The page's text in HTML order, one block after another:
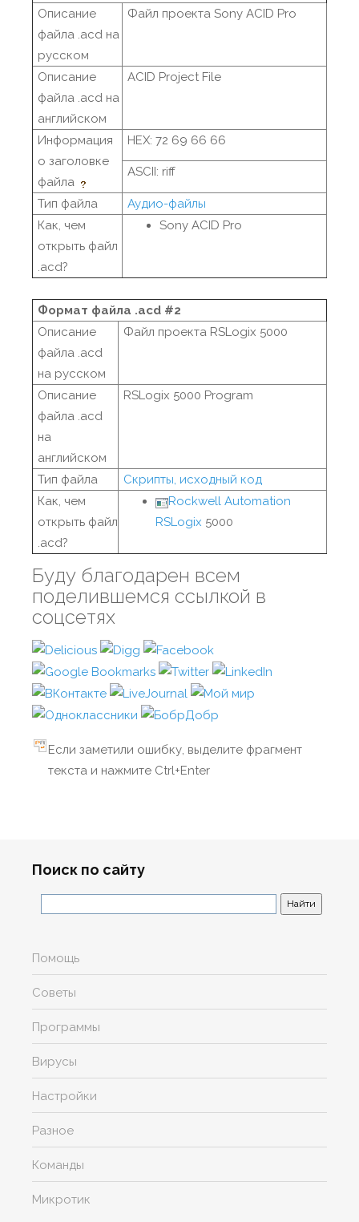
Описание
файла .acd на
русском
Файл проекта Sony ACID Pro
Описание
файла .acd на
английском
ACID Project File
Информация
о заголовке
файла
HEX: 72 69 66 66
ASCII: riff
Тип файла
Аудио-файлы
Как, чем
открыть файл
.acd?
Sony ACID Pro
Формат файла .acd #2
Описание
файла .acd
на русском
Файл проекта RSLogix 5000
Описание
файла .acd
на
английском
RSLogix 5000 Program
Тип файла
Скрипты, исходный код
Как, чем
открыть файл
.acd?
Rockwell Automation
RSLogix 5000
Буду благодарен всем
поделившемся ссылкой в
соцсетях
Если заметили ошибку, выделите фрагмент
текста и нажмите Ctrl+Enter
Поиск по сайту
Помощь
Советы
Программы
Вирусы
Настройки
Разное
Команды
Микротик